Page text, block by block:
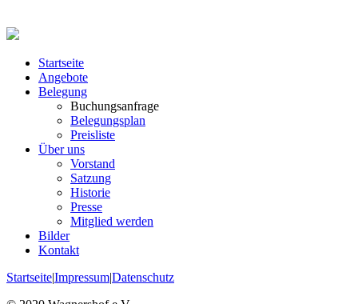
Startseite
Angebote
Belegung
Buchungsanfrage
Belegungsplan
Preisliste
Über uns
Vorstand
Satzung
Historie
Presse
Mitglied werden
Bilder
Kontakt
Startseite|Impressum|Datenschutz